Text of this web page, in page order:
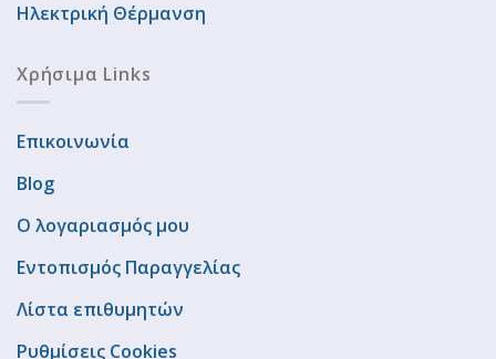
Ηλεκτρική Θέρμανση
Χρήσιμα Links
Επικοινωνία
Blog
Ο λογαριασμός μου
Εντοπισμός Παραγγελίας
Λίστα επιθυμητών
Ρυθμίσεις Cookies